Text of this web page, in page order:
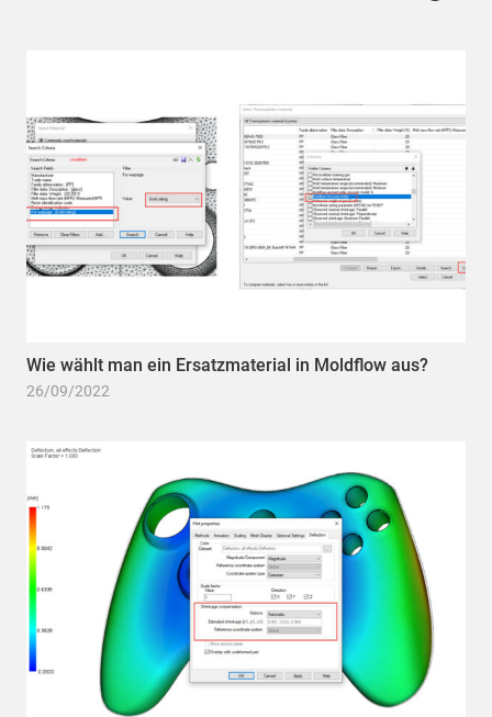
Wie wählt man ein Ersatzmaterial in Moldflow aus?
26/09/2022